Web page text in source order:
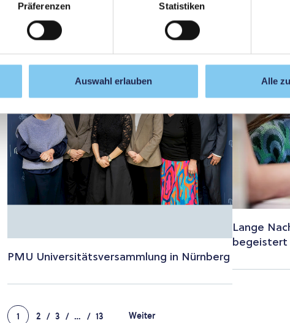
Präferenzen Statistiken
Auswahl erlauben Alle
Lange
begeistert
PMU Universitätsversammlung in Nürnberg
1 2 3 … 13 Weiter